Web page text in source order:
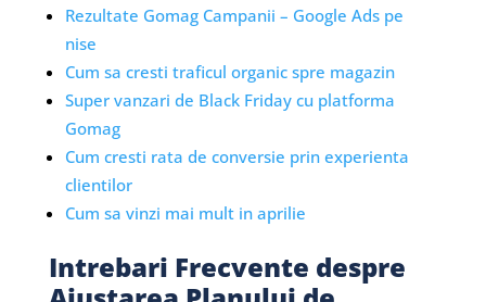
Rezultate Gomag Campanii – Google Ads pe
nise
Cum sa cresti traficul organic spre magazin
Super vanzari de Black Friday cu platforma
Gomag
Cum cresti rata de conversie prin experienta
clientilor
Cum sa vinzi mai mult in aprilie
Intrebari Frecvente despre